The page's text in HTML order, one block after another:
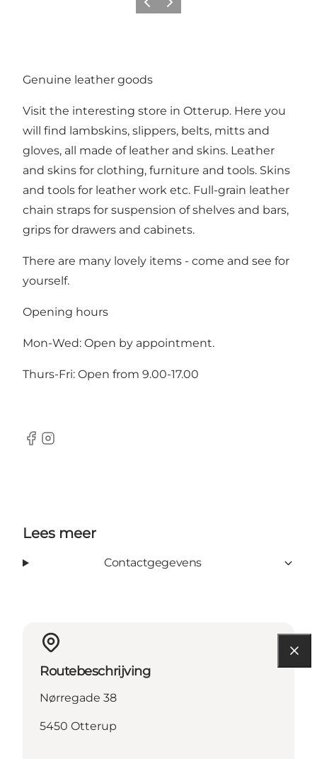
Vorige Volgende
Genuine leather goods
Visit the interesting store in Otterup. Here you
will find lambskins, slippers, belts, mitts and
gloves, all made of leather and skins. Leather
and skins for clothing, furniture and tools. Skins
and tools for leather work etc. Full-grain leather
chain straps for suspension of shelves and bars,
grips for drawers and cabinets.
There are many lovely items - come and see for
yourself.
Opening hours
Mon-Wed: Open by appointment.
Thurs-Fri: Open from 9.00-17.00
Facebook
Instagram
Lees meer
Contactgegevens
Routebeschrijving
Nørregade 38
5450 Otterup